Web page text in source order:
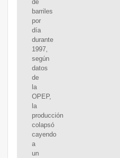
de
barriles
por
día
durante
1997,
según
datos
de
la
OPEP,
la
producción
colapsó
cayendo
a
un